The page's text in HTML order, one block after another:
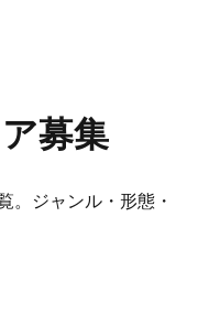
募集
。ジャンル・形態・